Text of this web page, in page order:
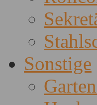
Sonstige